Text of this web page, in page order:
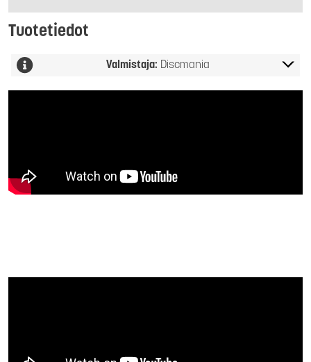
Tuotetiedot
Valmistaja: Discmania